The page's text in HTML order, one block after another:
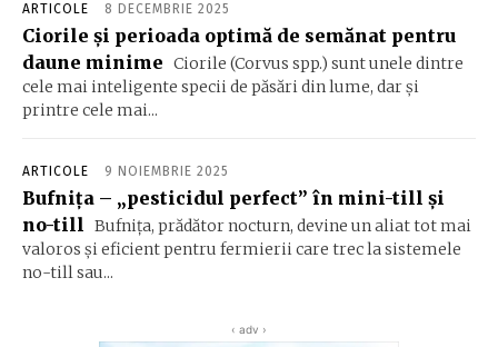
ARTICOLE 8 DECEMBRIE 2025
Ciorile și perioada optimă de semănat pentru
daune minime Ciorile (Corvus spp.) sunt unele dintre
cele mai inteligente specii de păsări din lume, dar și
printre cele mai...
ARTICOLE 9 NOIEMBRIE 2025
Bufnița – „pesticidul perfect” în mini-till și
no-till Bufnița, prădător nocturn, devine un aliat tot mai
valoros și eficient pentru fermierii care trec la sistemele
no-till sau...
‹ adv ›